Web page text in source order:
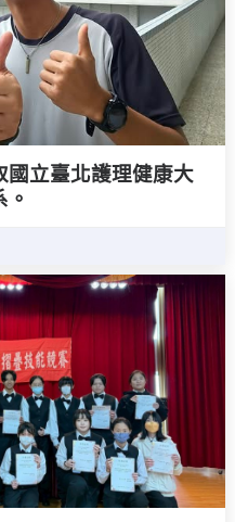
國立臺北護理健康大